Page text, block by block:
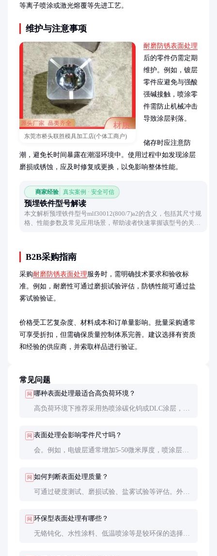
等离子喷涂或激光熔覆等先进工艺。
维护与注意事项
东莞市桥头联胜模具加工店(个体工商户)
耐磨防锈表面处理
后的零件仍需定期
维护。例如，镀层
零件应避免与强酸
强碱接触，喷涂零
件需防止机械冲击
导致涂层剥落。
储存时应注意防
潮，避免长时间暴露在潮湿环境中。使用过程中如发现涂层
磨损或锈蚀，应及时修复或更换，以免影响整体性能。
商家经验 真实案例 · 安全可信
预埋铁件型号解读
本文解析预埋铁件型号mlf30012(800/7)a2的含义，包括其尺寸规
格、性能参数及常见应用场景，帮助读者快速掌握该型号的关键
B2B采购指南
采购耐磨防锈表面处理服务时，需明确技术要求和验收标
准。例如，耐磨性可通过磨损试验评估，防锈性能可通过盐
雾试验验证。
价格受工艺复杂度、材料成本和订单量影响。批量采购通常
可享受折扣，但需确保质量控制体系完善。建议选择有资质
和经验的供应商，并索取样品进行验证。
常见问题
问 哪种表面处理最适合高负荷环境？
高负荷环境下推荐采用热喷涂碳化钨或DLC涂层，这
问 表面处理会影响零件尺寸吗？
会。例如，电镀层通常增加5-50微米厚度，喷涂层可
问 如何判断表面处理质量？
可通过硬度测试、磨损试验、盐雾试验等评估。外观
问 环保型表面处理有哪些？
无铬钝化、水性涂料、低温喷涂等是较环保的选择，